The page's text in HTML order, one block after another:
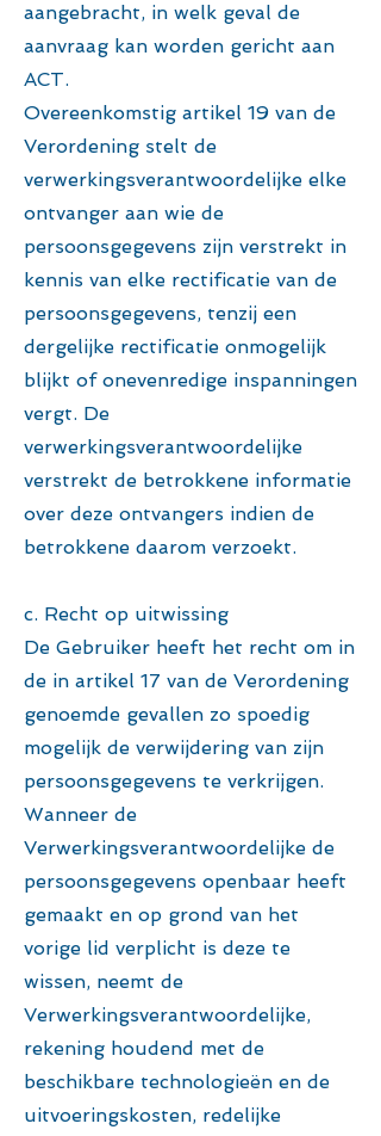
aangebracht, in welk geval de
aanvraag kan worden gericht aan
ACT.
Overeenkomstig artikel 19 van de
Verordening stelt de
verwerkingsverantwoordelijke elke
ontvanger aan wie de
persoonsgegevens zijn verstrekt in
kennis van elke rectificatie van de
persoonsgegevens, tenzij een
dergelijke rectificatie onmogelijk
blijkt of onevenredige inspanningen
vergt. De
verwerkingsverantwoordelijke
verstrekt de betrokkene informatie
over deze ontvangers indien de
betrokkene daarom verzoekt.
c. Recht op uitwissing
De Gebruiker heeft het recht om in
de in artikel 17 van de Verordening
genoemde gevallen zo spoedig
mogelijk de verwijdering van zijn
persoonsgegevens te verkrijgen.
Wanneer de
Verwerkingsverantwoordelijke de
persoonsgegevens openbaar heeft
gemaakt en op grond van het
vorige lid verplicht is deze te
wissen, neemt de
Verwerkingsverantwoordelijke,
rekening houdend met de
beschikbare technologieën en de
uitvoeringskosten, redelijke